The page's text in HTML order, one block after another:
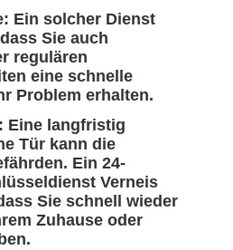
Ein solcher Dienst
Sie auch
regulären
eine schnelle
Problem erhalten.
Eine langfristig
Tür kann die
Ein 24-
Verneis
Sie schnell wieder
Zuhause oder